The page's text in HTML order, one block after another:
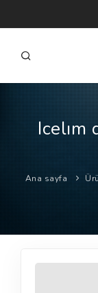
FIRMALAR
ÜRÜNLER
NASIL
YARDIM
Icelım
Ana sayfa